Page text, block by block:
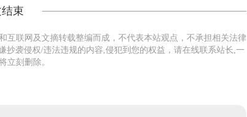
束
互联网及文摘转载整编而成，不代表本站观点，不承担相关法律
袭侵权/违法违规的内容,侵犯到您的权益，请在线联系站长,一
立刻删除。